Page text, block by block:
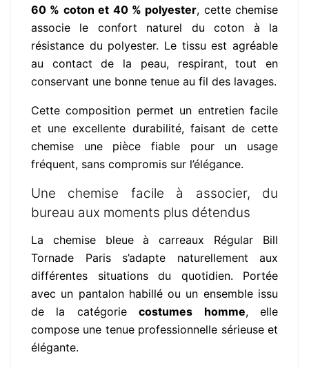
60 % coton et 40 % polyester, cette chemise
associe le confort naturel du coton à la
résistance du polyester. Le tissu est agréable
au contact de la peau, respirant, tout en
conservant une bonne tenue au fil des lavages.
Cette composition permet un entretien facile
et une excellente durabilité, faisant de cette
chemise une pièce fiable pour un usage
fréquent, sans compromis sur l’élégance.
Une chemise facile à associer, du
bureau aux moments plus détendus
La chemise bleue à carreaux Régular Bill
Tornade Paris s’adapte naturellement aux
différentes situations du quotidien. Portée
avec un pantalon habillé ou un ensemble issu
de la catégoriecostumes homme, elle
compose une tenue professionnelle sérieuse et
élégante.